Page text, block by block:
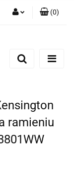
się
(0)
ramieniu